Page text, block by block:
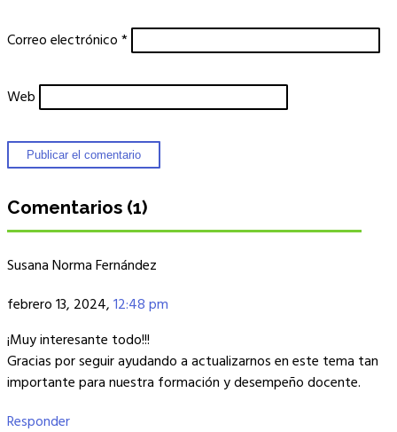
Correo electrónico *
Web
Comentarios (1)
Susana Norma Fernández
febrero 13, 2024, 12:48 pm
¡Muy interesante todo!!!
Gracias por seguir ayudando a actualizarnos en este tema tan
importante para nuestra formación y desempeño docente.
Responder